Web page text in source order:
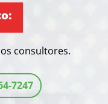
consultores.
7247